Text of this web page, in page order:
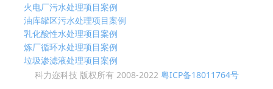
火电厂污水处理项目案例
油库罐区污水处理项目案例
乳化酸性水处理项目案例
炼厂循环水处理项目案例
垃圾渗滤液处理项目案例
科力迩科技 版权所有 2008-2022 粤ICP备18011764号